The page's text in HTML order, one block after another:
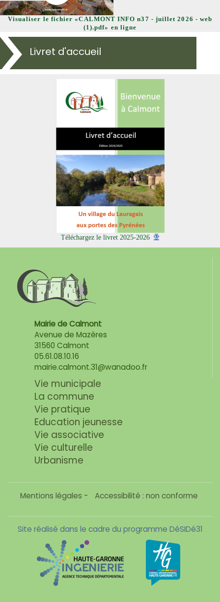
Visualiser le fichier «CALMONT INFO n37 - juillet 2026 - web
(1).pdf» en ligne
Livret d'accueil
Téléchargez le livret 2025-2026
Mairie de Calmont
Avenue de Mazères
31560 Calmont
05.61.08.10.16
mairie.calmont.31@wanadoo.fr
Vie municipale
La commune
Vie pratique
Education jeunesse
Vie associative
Vie culturelle
Urbanisme
Mentions légales - Accessibilité : non conforme
Site réalisé dans le cadre du programme DéSIDé31